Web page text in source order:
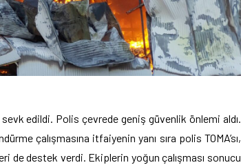
edildi. Polis çevrede geniş güvenlik önlemi aldı.
çalışmasına itfaiyenin yanı sıra polis TOMA’sı,
de destek verdi. Ekiplerin yoğun çalışması sonucu